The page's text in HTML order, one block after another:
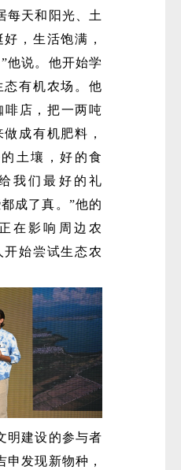
每天和阳光、土
，生活饱满，
他说。他开始学
态有机农场。他
啡店，把一两吨
成有机肥料，
土壤，好的食
我们最好的礼
成了真。”他的
在影响周边农
开始尝试生态农
明建设的参与者
申发现新物种，